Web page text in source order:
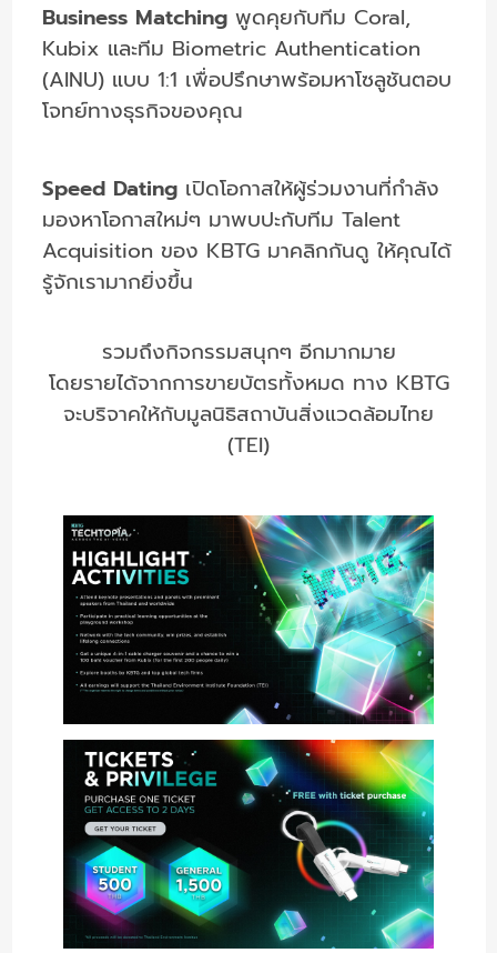
Business Matching พูดคุยกับทีม Coral,
Kubix และทีม Biometric Authentication
(AINU) แบบ 1:1 เพื่อปรึกษาพร้อมหาโซลูชันตอบ
โจทย์ทางธุรกิจของคุณ
Speed Dating เปิดโอกาสให้ผู้ร่วมงานที่กำลัง
มองหาโอกาสใหม่ๆ มาพบปะกับทีม Talent
Acquisition ของ KBTG มาคลิกกันดู ให้คุณได้
รู้จักเรามากยิ่งขึ้น
รวมถึงกิจกรรมสนุกๆ อีกมากมาย
โดยรายได้จากการขายบัตรทั้งหมด ทาง KBTG
จะบริจาคให้กับมูลนิธิสถาบันสิ่งแวดล้อมไทย
(TEI)